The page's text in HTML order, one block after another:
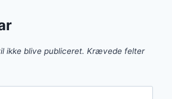
ikke blive publiceret. Krævede felter